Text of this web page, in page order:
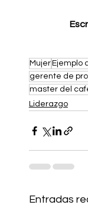
Mujer Ejemplo
gerente de
master del
Liderazgo
Entradas